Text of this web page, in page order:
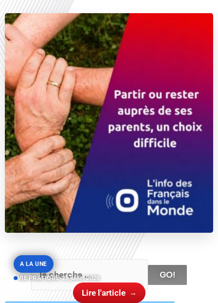
A LA UNE
VIE PRATIQUE•25 juillet 2026
Lire l'article
GO!